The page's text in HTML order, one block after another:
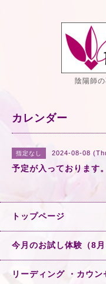
陰陽師
カレンダー
指定なし 2024-08-08
予定が入っております。
トップページ
今月のお試し体験（8月
リーディング ・カウン